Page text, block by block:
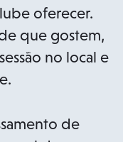
oferecer.
que gostem,
no local e
de